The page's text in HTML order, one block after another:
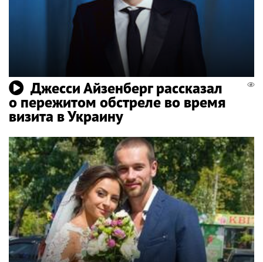
Джесси Айзенберг рассказал
о пережитом обстреле во время
визита в Украину